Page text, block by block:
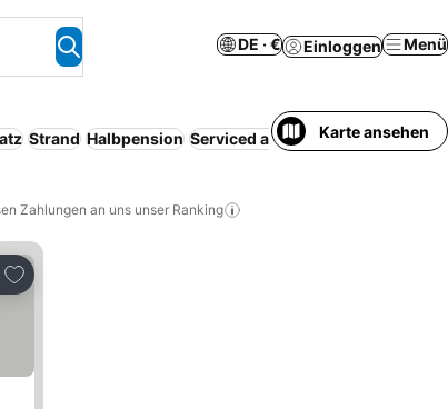
DE · € Einloggen Menü
Strand Halbpension Serviced apartment Kostenlose
Karte ansehen
Zahlungen an uns unser Ranking
Zu Favoriten hinzufügen